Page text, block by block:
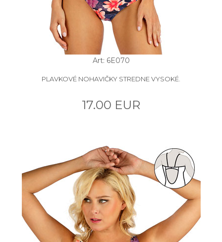
Art: 6E070
PLAVKOVÉ NOHAVIČKY STREDNE VYSOKÉ.
17.00 EUR